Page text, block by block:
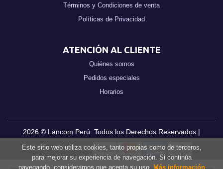
Términos y Condiciones de venta
Políticas de Privacidad
ATENCIÓN AL CLIENTE
Quiénes somos
Pedidos especiales
Horarios
2026 © Lancom Perú . Todos los Derechos Reservados |
Grupo Trevenque
Este sitio web utiliza cookies, tanto propias como de terceros,
para mejorar su experiencia de navegación. Si continúa
navegando, consideramos que acepta su uso.
Más información